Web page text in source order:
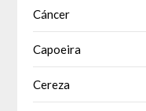
Cáncer
Capoeira
Cereza